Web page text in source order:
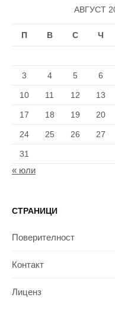
АВГУСТ
П В С Ч
3 4 5 6
10 11 12 13
17 18 19 20
24 25 26 27
31
« юли
СТРАНИЦИ
Поверителност
Контакт
Лиценз